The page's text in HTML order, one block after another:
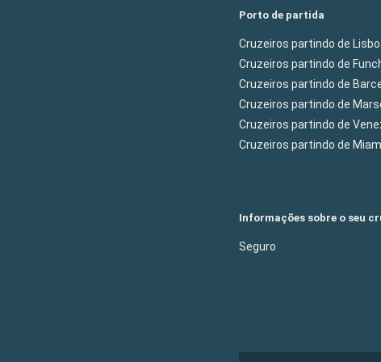
Porto de partida
Cruzeiros partindo de
Cruzeiros partindo de
Cruzeiros partindo de
Cruzeiros partindo de
Cruzeiros partindo de
Cruzeiros partindo de Miam
Informações sobre o seu
Seguro